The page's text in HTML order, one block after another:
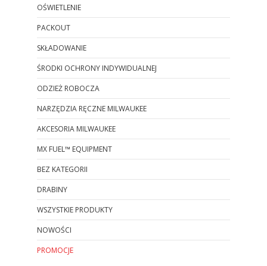
OŚWIETLENIE
PACKOUT
SKŁADOWANIE
ŚRODKI OCHRONY INDYWIDUALNEJ
ODZIEŻ ROBOCZA
NARZĘDZIA RĘCZNE MILWAUKEE
AKCESORIA MILWAUKEE
MX FUEL™ EQUIPMENT
BEZ KATEGORII
DRABINY
WSZYSTKIE PRODUKTY
NOWOŚCI
PROMOCJE